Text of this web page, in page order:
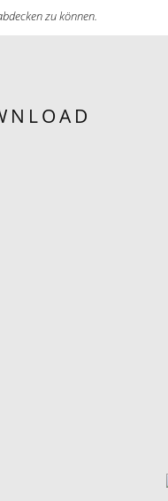
zu können.